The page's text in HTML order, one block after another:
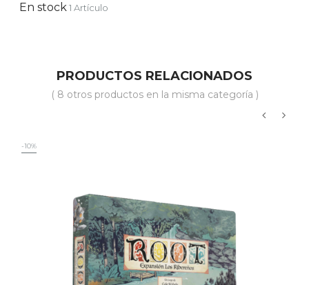
En stock1 Artículo
PRODUCTOS RELACIONADOS
( 8 otros productos en la misma categoría )
-10%